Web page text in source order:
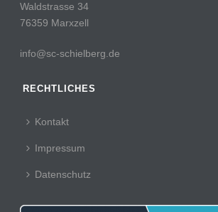
Waldstrasse 34
76359 Marxzell
info@sc-schielberg.de
RECHTLICHES
Kontakt
Impressum
Datenschutz